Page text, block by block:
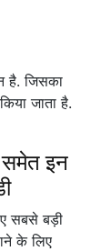
है. जिसका
जाता है.
समेत इन
सबसे बड़ी
के लिए